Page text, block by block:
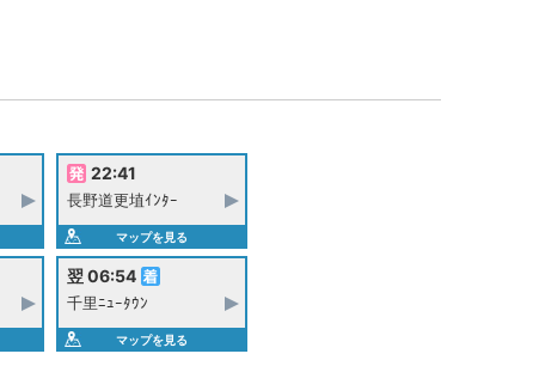
22:41
長野道更埴ｲﾝﾀｰ
マップを見る
翌 06:54
千里ﾆｭｰﾀｳﾝ
マップを見る